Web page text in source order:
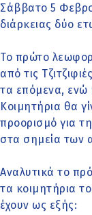
Σάββατο 5
διάρκειας δύο
Το πρώτο
από τις
τα επόμενα, ενώ
Κοιμητήρια θα
προορισμό για
στα σημεία των
Αναλυτικά το
τα κοιμητήρια
έχουν ως εξής: